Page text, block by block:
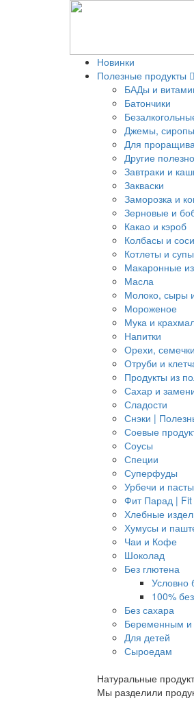
Новинки
Полезные продукты
БАДы и
Батончики
Джемы,
Для
Другие
Завтраки и
Закваски
Заморозка и
Зерновые и
Какао и кэроб
Колбасы и
Котлеты и супы
Макаронные
Масла
Молоко, сыры
Мороженое
Мука и
Напитки
Орехи,
Отруби и
Продукты из
Сахар и
Сладости
Снэки |
Соевые
Соусы
Специи
Суперфуды
Урбечи и пасты
Фит Парад | Fit
Хлебные
Хумусы и
Чаи и Кофе
Шоколад
Без глютена
Условно
100%
Без сахара
Беременным
Для детей
Сыроедам
Натуральные
Мы разделили